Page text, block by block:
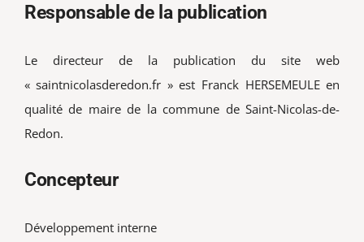
Responsable de la publication
Le directeur de la publication du site web
« saintnicolasderedon.fr » est Franck HERSEMEULE en
qualité de maire de la commune de Saint-Nicolas-de-
Redon.
Concepteur
Développement interne